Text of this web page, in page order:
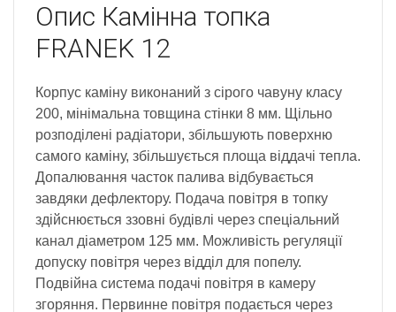
Опис Камінна топка
FRANEK 12
Корпус каміну виконаний з сірого чавуну класу
200, мінімальна товщина стінки 8 мм. Щільно
розподілені радіатори, збільшують поверхню
самого каміну, збільшується площа віддачі тепла.
Допалювання часток палива відбувається
завдяки дефлектору. Подача повітря в топку
здійснюється ззовні будівлі через спеціальний
канал діаметром 125 мм. Можливість регуляції
допуску повітря через відділ для попелу.
Подвійна система подачі повітря в камеру
згоряння. Первинне повітря подається через